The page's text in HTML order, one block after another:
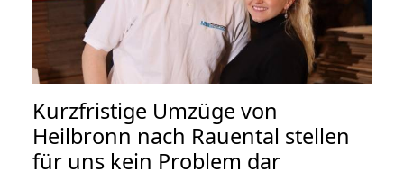
Kurzfristige Umzüge von
Heilbronn nach Rauental stellen
für uns kein Problem dar